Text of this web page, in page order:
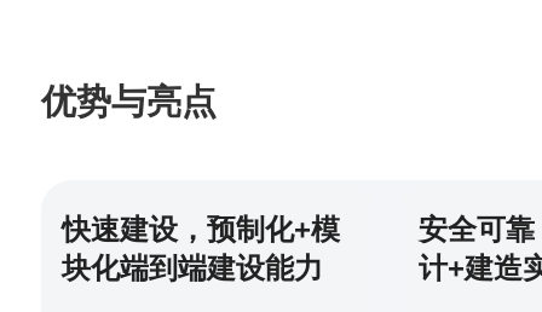
优势与亮点
快速建设，预制化+模
块化端到端建设能力
安全可
计+建造